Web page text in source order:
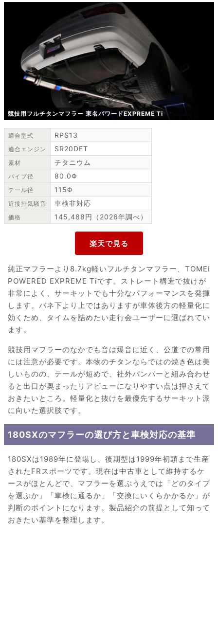
競技用フルチタンマフラー 東名パワードEXPREME Ti
適合型式 RPS13
適合エンジン SR20DET
素材 チタニウム
パイプ径 80.0Φ
テール径 115Φ
近接排気騒音 車検非対応
価格 145,488円（2026年調べ）
純正マフラーより8.7kg軽いフルチタンマフラー、TOMEI
POWERED EXPREME Tiです。ストレート構造で抜けが
非常によく、サーキットでも十分なパフォーマンスを発揮
します。バネ下より上ではありますが車体後方の軽量化に
効くため、タイムを詰めたい走行会ユーザーに選ばれてい
ます。
競技用マフラーのなかでも音は爆音に近く、公道での常用
には注意が必要です。本物のチタンならではの焼き色は美
しいものの、テールが短めで、社外バンパーと組み合わせ
ると出口が奥まったリアビューになりやすい点は押さえて
おきたいところ。軽量化と抜けを最優先するサーキット派
に向いた選択肢です。
180SXのマフラーの選び方と車検対応の基準
180SXは1989年に登場し、後期型は1999年初頭まで生産
されたFRスポーツです。現在は中古車として維持するケ
ースがほとんどで、マフラーを選ぶうえでは「どのタイプ
を選ぶか」「車検に通るか」「交換にいくらかかるか」が
判断のポイントになります。製品紹介の前提として知って
おきたい基準を整理します。